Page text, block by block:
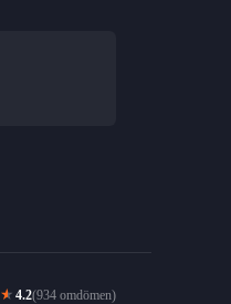
★ 4.2(934 omdömen)